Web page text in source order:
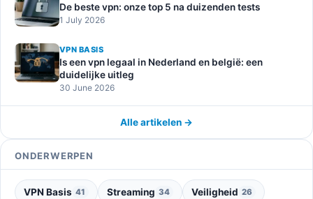
De beste vpn: onze top 5 na duizenden tests
1 July 2026
VPN BASIS
Is een vpn legaal in Nederland en belgië: een
duidelijke uitleg
30 June 2026
Alle artikelen →
ONDERWERPEN
VPN Basis 41 Streaming 34 Veiligheid 26